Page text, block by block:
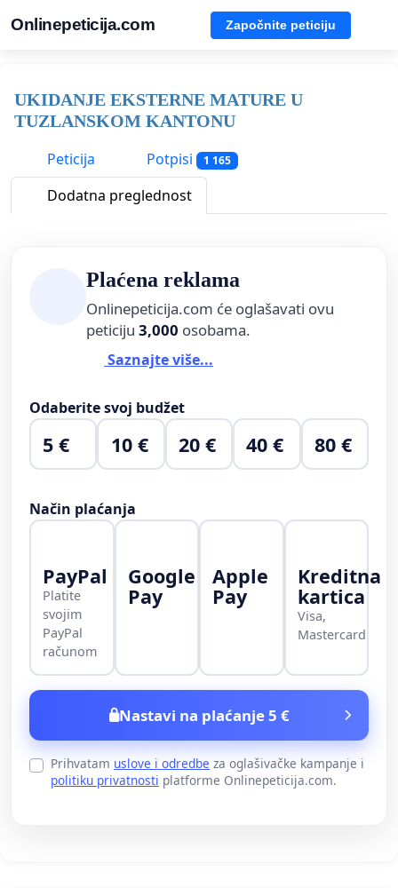
Onlinepeticija.com Započnite peticiju
UKIDANJE EKSTERNE MATURE U
TUZLANSKOM KANTONU
Peticija
Potpisi 1 165
Dodatna preglednost
Plaćena reklama
Onlinepeticija.com će oglašavati ovu
peticiju 3,000 osobama.
Saznajte više...
Odaberite svoj budžet
5 € 10 € 20 € 40 € 80 €
Način plaćanja
PayPal
Platite
svojim
PayPal
računom
Google
Pay
Apple
Pay
Kreditna
kartica
Visa,
Mastercard
Nastavi na plaćanje 5 €
Prihvatam uslove i odredbe za oglašivačke kampanje i
politiku privatnosti platforme Onlinepeticija.com.